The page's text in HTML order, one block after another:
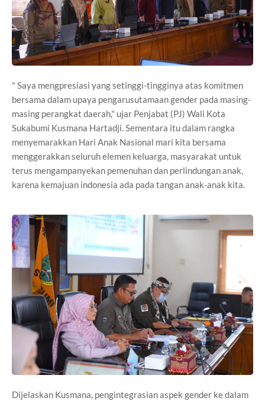
" Saya mengpresiasi yang setinggi-tingginya atas komitmen
bersama dalam upaya pengarusutamaan gender pada masing-
masing perangkat daerah," ujar Penjabat (PJ) Wali Kota
Sukabumi Kusmana Hartadji. Sementara itu dalam rangka
menyemarakkan Hari Anak Nasional mari kita bersama
menggerakkan seluruh elemen keluarga, masyarakat untuk
terus mengampanyekan pemenuhan dan perlindungan anak,
karena kemajuan indonesia ada pada tangan anak-anak kita.
Dijelaskan Kusmana, pengintegrasian aspek gender ke dalam